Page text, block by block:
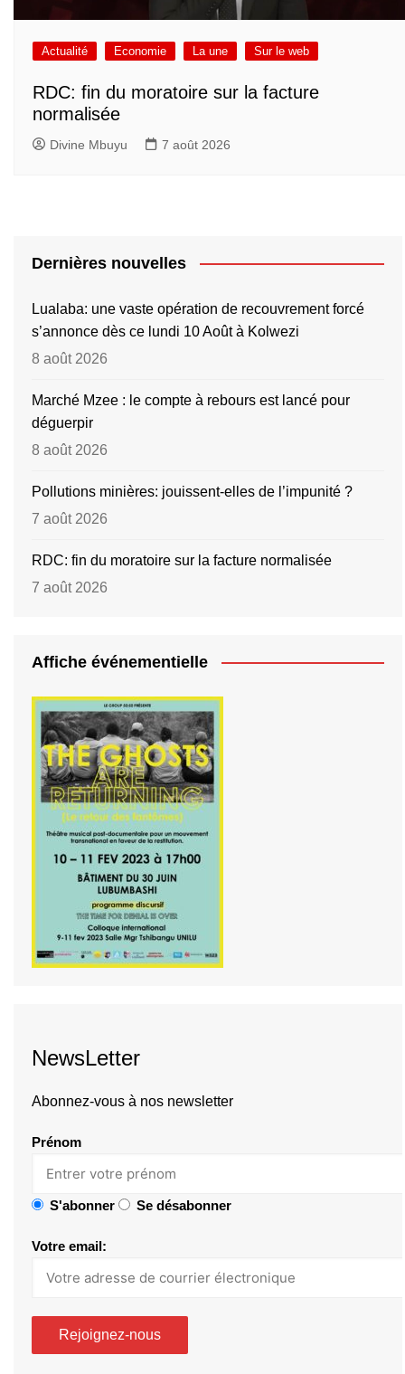
Actualité Economie La une Sur le web
RDC: fin du moratoire sur la facture
normalisée
Divine Mbuyu 7 août 2026
Dernières nouvelles
Lualaba: une vaste opération de recouvrement forcé
s’annonce dès ce lundi 10 Août à Kolwezi
8 août 2026
Marché Mzee : le compte à rebours est lancé pour
déguerpir
8 août 2026
Pollutions minières: jouissent-elles de l’impunité ?
7 août 2026
RDC: fin du moratoire sur la facture normalisée
7 août 2026
Affiche événementielle
NewsLetter
Abonnez-vous à nos newsletter
Prénom
S'abonner Se désabonner
Votre email: